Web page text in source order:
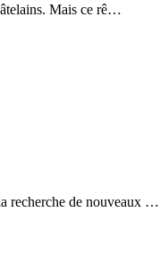
Mais ce rê…
recherche de nouveaux …